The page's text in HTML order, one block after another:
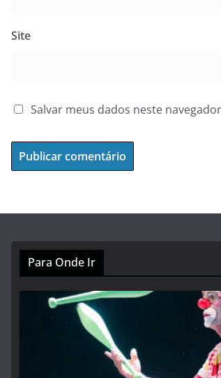
Site
Salvar meus dados neste
Para Onde Ir